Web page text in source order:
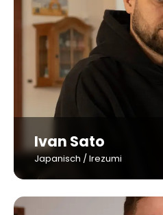
Ivan Sato
Japanisch / Irezumi